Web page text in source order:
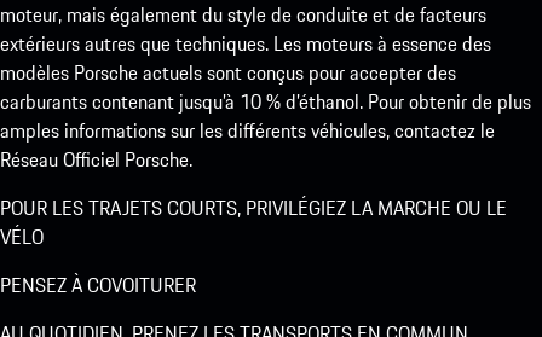
moteur, mais également du style de conduite et de facteurs
extérieurs autres que techniques. Les moteurs à essence des
modèles Porsche actuels sont conçus pour accepter des
carburants contenant jusqu’à 10 % d’éthanol. Pour obtenir de plus
amples informations sur les différents véhicules, contactez le
Réseau Officiel Porsche.
POUR LES TRAJETS COURTS, PRIVILÉGIEZ LA MARCHE OU LE
VÉLO
PENSEZ À COVOITURER